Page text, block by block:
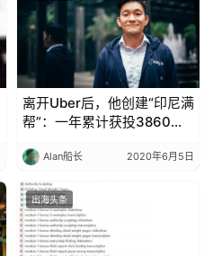
离开Uber后，他创建“印尼满
帮”：一年累计获投3860万
Alan船长 2020年6月5日
出海头条